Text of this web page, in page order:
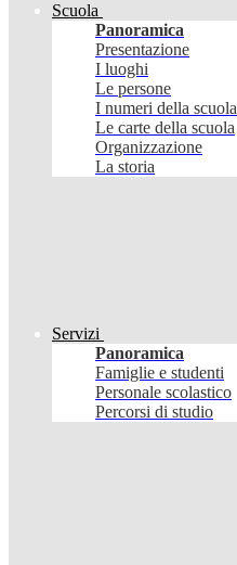
Scuola
Panoramica
Presentazione
I luoghi
Le persone
I numeri della scuola
Le carte della scuola
Organizzazione
La storia
Servizi
Panoramica
Famiglie e studenti
Personale scolastico
Percorsi di studio